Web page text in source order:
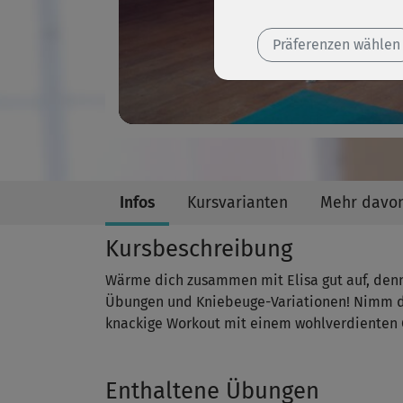
Infos Kursvarianten Mehr
Kursbeschreibung
Wärme dich zusammen mit Elisa gut auf,
Übungen und Kniebeuge-Variationen!
knackige Workout mit einem wohlverdienten
Enthaltene Übungen
Präferenzen wählen